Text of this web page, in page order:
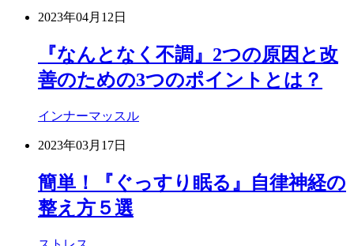
2023年04月12日
『なんとなく不調』2つの原因と改
善のための3つのポイントとは？
インナーマッスル
2023年03月17日
簡単！『ぐっすり眠る』自律神経の
整え方５選